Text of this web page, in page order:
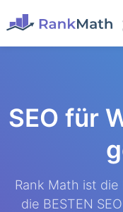
SEO für
Rank Math ist
die BESTEN